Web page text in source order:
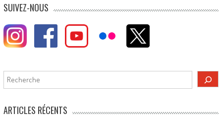
SUIVEZ-NOUS
Rechercher
ARTICLES RÉCENTS